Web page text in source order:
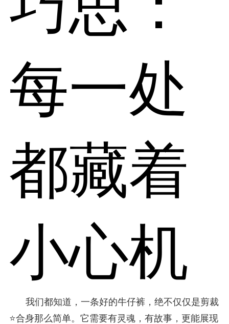
每一处
都藏着
小心机
我们都知道，一条好的牛仔裤，绝不仅仅是剪裁
⭐合身那么简单。它需要有灵魂，有故事，更能展现